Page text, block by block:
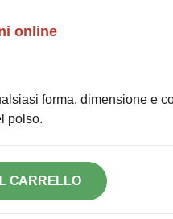
online
forma, dimensione e
polso.
CARRELLO